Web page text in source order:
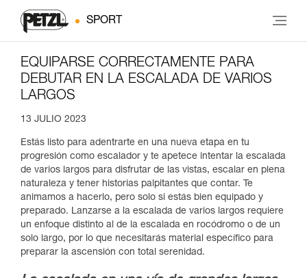
SPORT
EQUIPARSE CORRECTAMENTE PARA
DEBUTAR EN LA ESCALADA DE VARIOS
LARGOS
13 JULIO 2023
Estás listo para adentrarte en una nueva etapa en tu
progresión como escalador y te apetece intentar la escalada
de varios largos para disfrutar de las vistas, escalar en plena
naturaleza y tener historias palpitantes que contar. Te
animamos a hacerlo, pero solo si estás bien equipado y
preparado. Lanzarse a la escalada de varios largos requiere
un enfoque distinto al de la escalada en rocódromo o de un
solo largo, por lo que necesitarás material específico para
preparar la ascensión con total serenidad.